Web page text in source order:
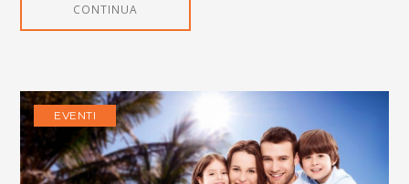
CONTINUA
EVENTI